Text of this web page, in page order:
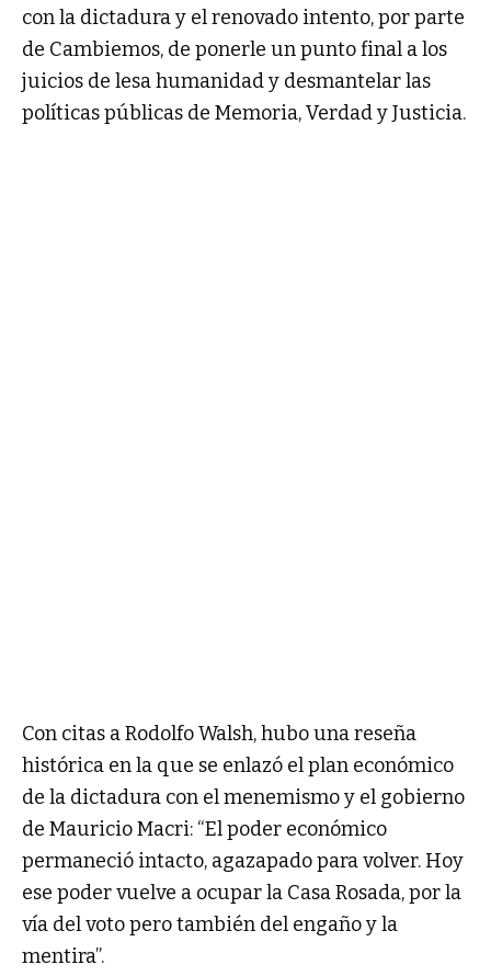
con la dictadura y el renovado intento, por parte
de Cambiemos, de ponerle un punto final a los
juicios de lesa humanidad y desmantelar las
políticas públicas de Memoria, Verdad y Justicia.
Con citas a Rodolfo Walsh, hubo una reseña
histórica en la que se enlazó el plan económico
de la dictadura con el menemismo y el gobierno
de Mauricio Macri: “El poder económico
permaneció intacto, agazapado para volver. Hoy
ese poder vuelve a ocupar la Casa Rosada, por la
vía del voto pero también del engaño y la
mentira”.